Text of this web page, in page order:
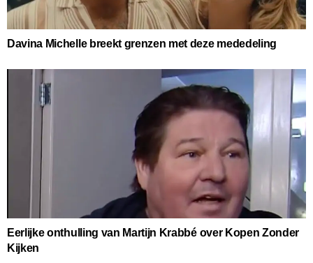
Davina Michelle breekt grenzen met deze mededeling
Eerlijke onthulling van Martijn Krabbé over Kopen Zonder
Kijken